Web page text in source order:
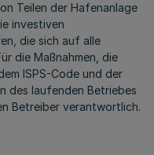
Teilen der Hafenanlage
investiven
die sich auf alle
die Maßnahmen, die
ISPS-Code und der
des laufenden Betriebes
Betreiber verantwortlich.